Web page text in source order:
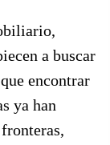
a buscar
encontrar
ya han